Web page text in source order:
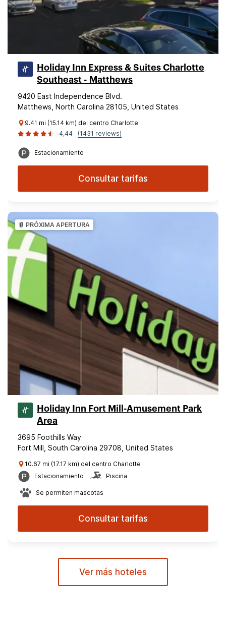
Holiday Inn Express & Suites Charlotte
Southeast - Matthews
9420 East Independence Blvd.
Matthews, North Carolina 28105, United States
9.41 mi (15.14 km) del centro Charlotte
4,44
(1431 reviews)
Estacionamiento
Consultar tarifas
PRÓXIMA APERTURA
Holiday Inn Fort Mill-Amusement Park
Area
3695 Foothills Way
Fort Mill, South Carolina 29708, United States
10.67 mi (17.17 km) del centro Charlotte
Estacionamiento
Piscina
Se permiten mascotas
Consultar tarifas
Ver más hoteles